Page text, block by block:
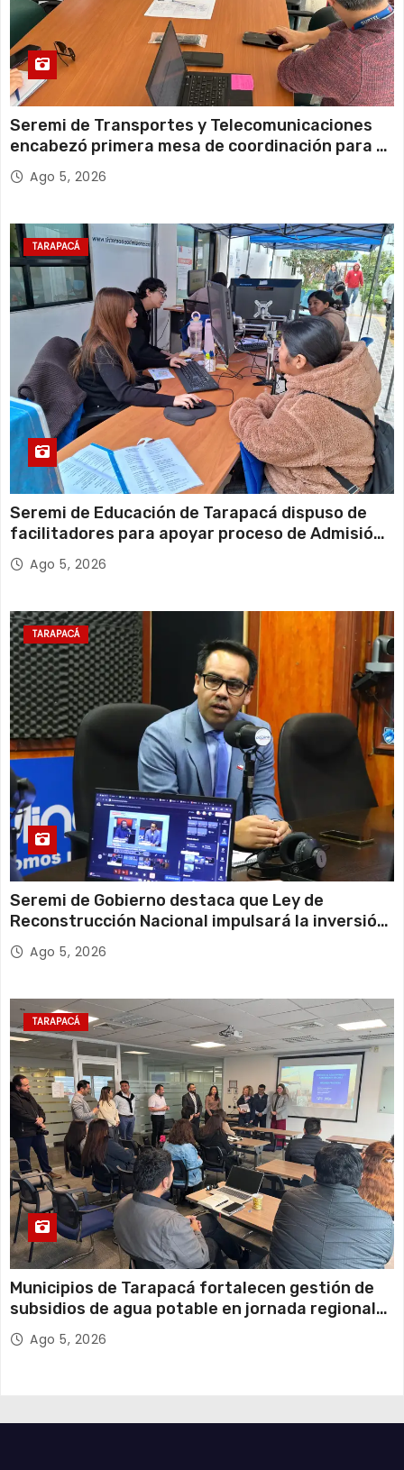
Seremi de Transportes y Telecomunicaciones
encabezó primera mesa de coordinación para el
retiro de cables en desuso en Iquique
Ago 5, 2026
TARAPACÁ
Seremi de Educación de Tarapacá dispuso de
facilitadores para apoyar proceso de Admisión
Escolar 2027
Ago 5, 2026
TARAPACÁ
Seremi de Gobierno destaca que Ley de
Reconstrucción Nacional impulsará la inversión
y el empleo en Tarapacá
Ago 5, 2026
TARAPACÁ
Municipios de Tarapacá fortalecen gestión de
subsidios de agua potable en jornada regional
organizada por Aguas del Altiplano y ANDESS
Ago 5, 2026